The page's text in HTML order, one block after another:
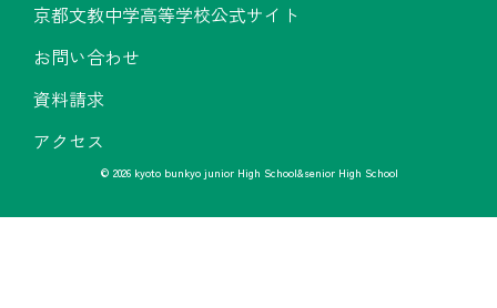
京都文教中学高等学校公式サイト
お問い合わせ
資料請求
アクセス
© 2026 kyoto bunkyo junior High School&senior High School